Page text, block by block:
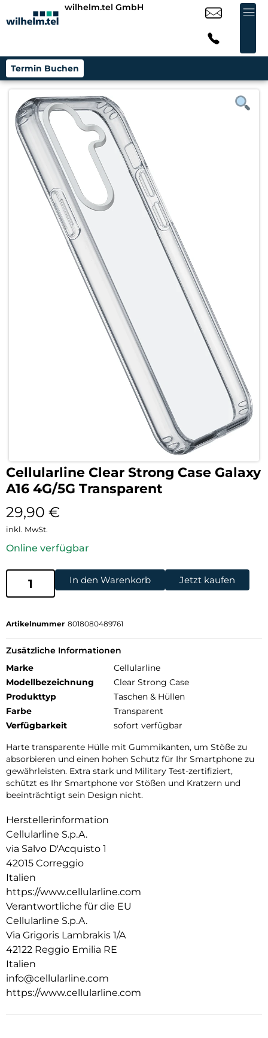
wilhelm.tel GmbH
Termin Buchen
Cellularline Clear Strong Case Galaxy
A16 4G/5G Transparent
29,90 €
inkl. MwSt.
Online verfügbar
In den Warenkorb Jetzt kaufen
Artikelnummer 8018080489761
Zusätzliche Informationen
Marke
Cellularline
Modellbezeichnung
Clear Strong Case
Produkttyp
Taschen & Hüllen
Farbe
Transparent
Verfügbarkeit
sofort verfügbar
Harte transparente Hülle mit Gummikanten, um Stöße zu
absorbieren und einen hohen Schutz für Ihr Smartphone zu
gewährleisten. Extra stark und Military Test-zertifiziert,
schützt es Ihr Smartphone vor Stößen und Kratzern und
beeinträchtigt sein Design nicht.
Herstellerinformation
Cellularline S.p.A.
via Salvo D'Acquisto 1
42015 Correggio
Italien
https://www.cellularline.com
Verantwortliche für die EU
Cellularline S.p.A.
Via Grigoris Lambrakis 1/A
42122 Reggio Emilia RE
Italien
info@cellularline.com
https://www.cellularline.com